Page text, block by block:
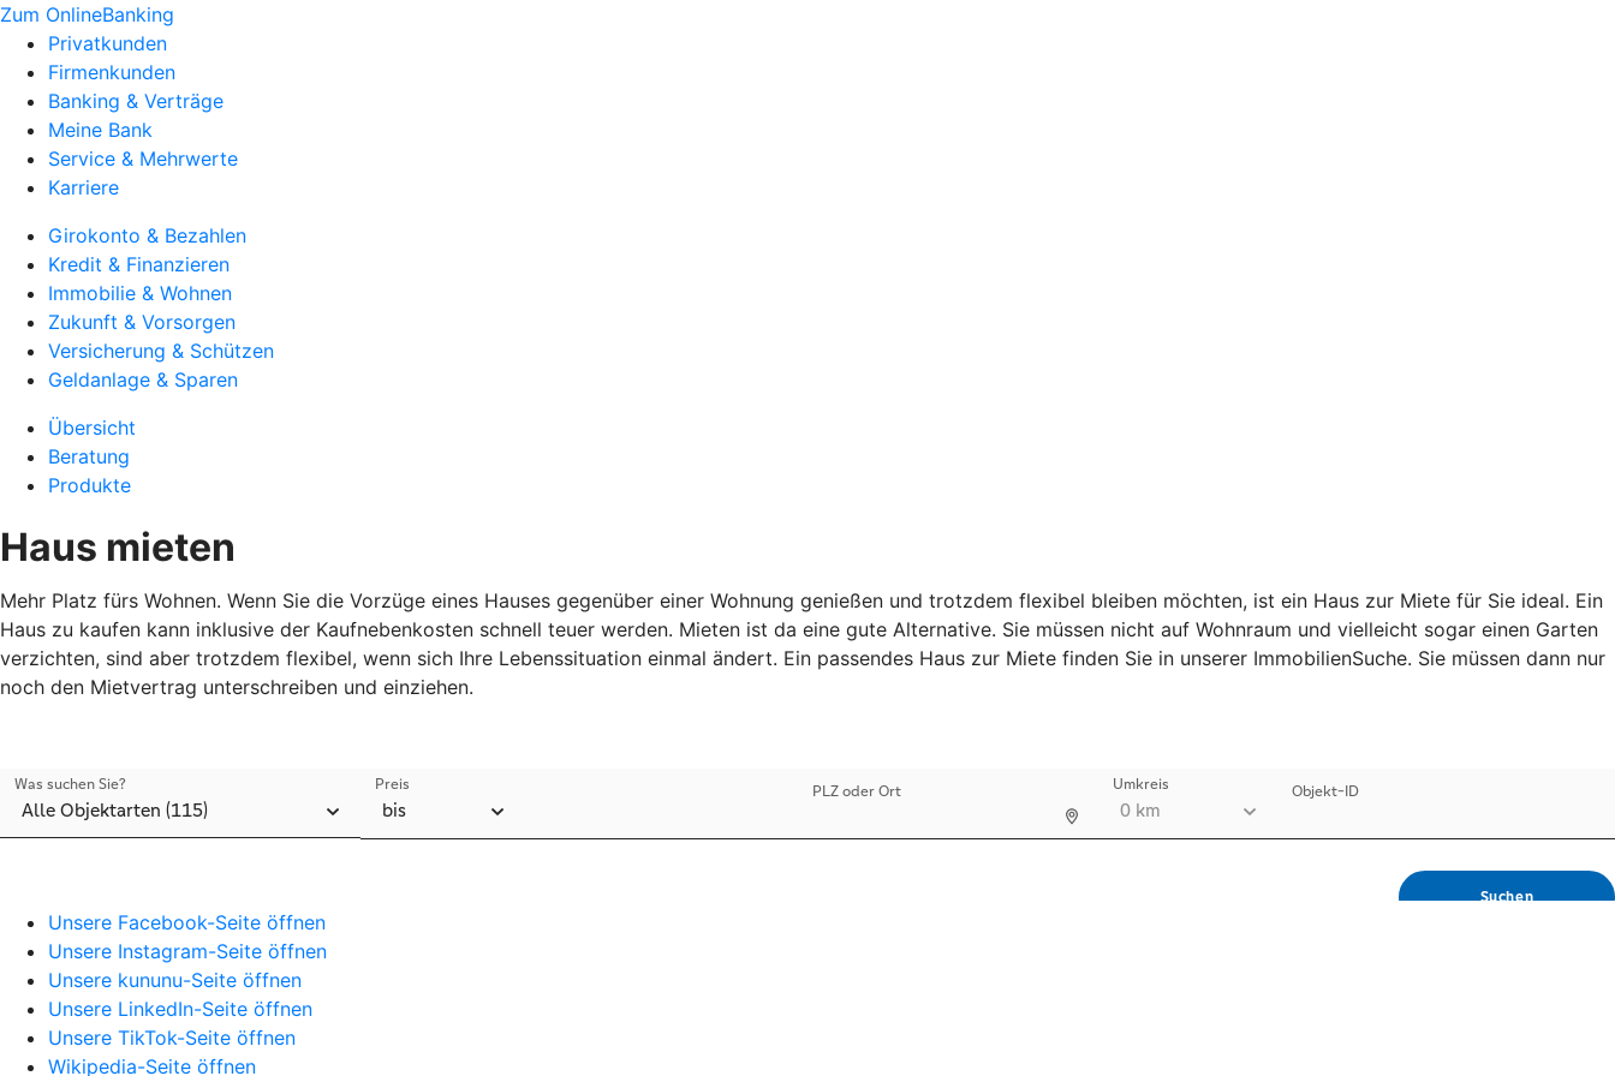
Zum OnlineBanking
Privatkunden
Firmenkunden
Banking & Verträge
Meine Bank
Service & Mehrwerte
Karriere
Girokonto & Bezahlen
Kredit & Finanzieren
Immobilie & Wohnen
Zukunft & Vorsorgen
Versicherung & Schützen
Geldanlage & Sparen
Übersicht
Beratung
Produkte
Haus mieten
Mehr Platz fürs Wohnen. Wenn Sie die Vorzüge eines Hauses gegenüber einer Wohnung genießen und trotzdem flexibel bleiben möchten, ist ein Haus zur Miete für Sie ideal. Ein
Haus zu kaufen kann inklusive der Kaufnebenkosten schnell teuer werden. Mieten ist da eine gute Alternative. Sie müssen nicht auf Wohnraum und vielleicht sogar einen Garten
verzichten, sind aber trotzdem flexibel, wenn sich Ihre Lebenssituation einmal ändert. Ein passendes Haus zur Miete finden Sie in unserer ImmobilienSuche. Sie müssen dann nur
noch den Mietvertrag unterschreiben und einziehen.
Unsere Facebook-Seite öffnen
Unsere Instagram-Seite öffnen
Unsere kununu-Seite öffnen
Unsere LinkedIn-Seite öffnen
Unsere TikTok-Seite öffnen
Wikipedia-Seite öffnen